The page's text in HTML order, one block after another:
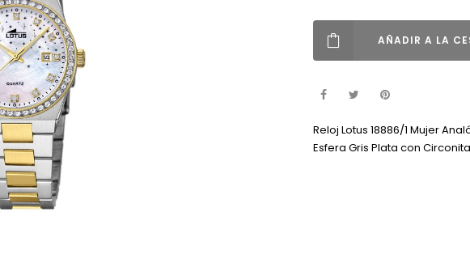
AÑADIR A LA
Reloj Lotus 18886/1 Mujer
Esfera Gris Plata con